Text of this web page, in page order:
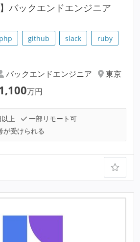
バックエンドエンジニア
php github slack
ruby
バックエンドエンジニア
東京
万円
上
一部リモート可
が受けられる